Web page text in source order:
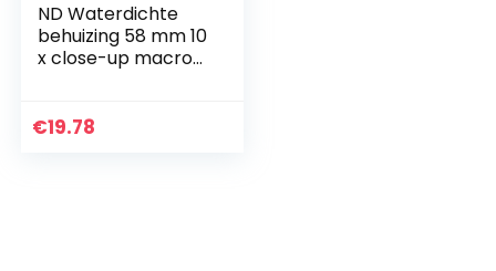
ND Waterdichte
behuizing 58 mm 10
x close-up macro
€19.78